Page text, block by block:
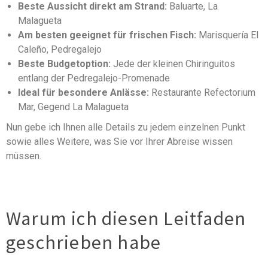
Beste Aussicht direkt am Strand: Baluarte, La
Malagueta
Am besten geeignet für frischen Fisch: Marisquería El
Caleño, Pedregalejo
Beste Budgetoption: Jede der kleinen Chiringuitos
entlang der Pedregalejo-Promenade
Ideal für besondere Anlässe: Restaurante Refectorium
Mar, Gegend La Malagueta
Nun gebe ich Ihnen alle Details zu jedem einzelnen Punkt
sowie alles Weitere, was Sie vor Ihrer Abreise wissen
müssen.
Warum ich diesen Leitfaden
geschrieben habe